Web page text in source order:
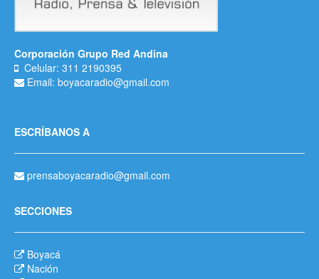
Corporación Grupo Red Andina
Celular: 311 2190395
Email: boyacaradio@gmail.com
ESCRÍBANOS A
prensaboyacaradio@gmail.com
SECCIONES
Boyacá
Nación